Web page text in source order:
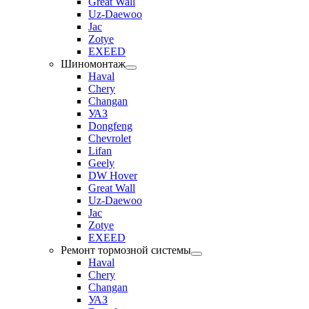
Uz-Daewoo
Jac
Zotye
EXEED
Шиномонтаж
Haval
Chery
Changan
УАЗ
Dongfeng
Chevrolet
Lifan
Geely
DW Hover
Great Wall
Uz-Daewoo
Jac
Zotye
EXEED
Ремонт тормозной системы
Haval
Chery
Changan
УАЗ